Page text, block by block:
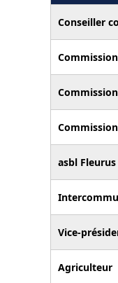
Conseiller
asbl
Vice-
Agriculteur